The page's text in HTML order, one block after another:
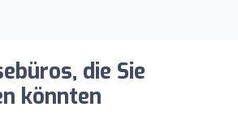
die Sie
könnten